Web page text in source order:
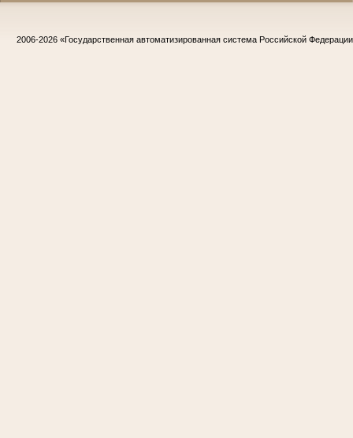
2006-2026 «Государственная автоматизированная система Российской